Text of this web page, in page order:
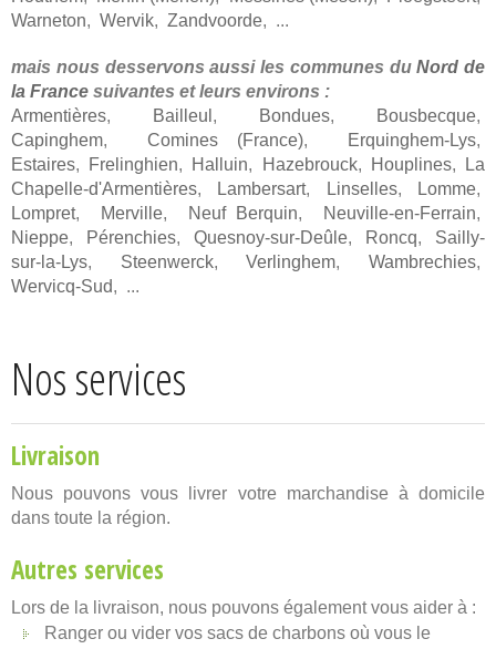
Warneton, Wervik, Zandvoorde, ...
mais nous desservons aussi les communes duNord de
la France suivantes et leurs environs :
Armentières, Bailleul , Bondues, Bousbecque,
Capinghem, Comines (France), Erquinghem-Lys,
Estaires, Frelinghien, Halluin, Hazebrouck, Houplines,
La
Chapelle-d'Armentières, Lambersart, Linselles, Lomme,
Lompret, Merville, Neuf Berquin, Neuville-en-Ferrain,
Nieppe, Pérenchies, Quesnoy-sur-Deûle, Roncq, Sailly-
sur-la-Lys, Steenwerck,Verlinghem,Wambrechies,
Wervicq-Sud, ...
Nos services
Livraison
Nous pouvons vous livrer votre marchandise à domicile
dans toute la région.
Autres services
Lors de la livraison, nous pouvons également vous aider à :
Ranger ou vider vos sacs de charbons où vous le